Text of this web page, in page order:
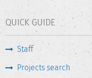
QUICK GUIDE
Staff
Projects search